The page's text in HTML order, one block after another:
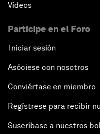
Vídeos
Participe en el Foro
Iniciar sesión
Asóciese con nosotros
Conviértase en miembro
Regístrese para recibir
Suscríbase a nuestros